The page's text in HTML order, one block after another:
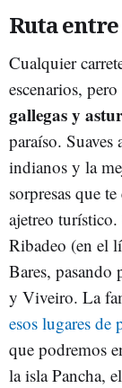
Ruta
Cualquier
escenarios, pero
gallegas y
paraíso. Suaves
indianos y la
sorpresas que
ajetreo
Ribadeo (en el
Bares,
y Viveiro. La
esos lugares de
que podremos
la isla Pancha,